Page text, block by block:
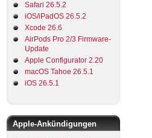
Safari 26.5.2
iOS/iPadOS 26.5.2
Xcode 26.6
AirPods Pro 2/3 Firmware-
Update
Apple Configurator 2.20
macOS Tahoe 26.5.1
iOS 26.5.1
Apple-Ankündigungen